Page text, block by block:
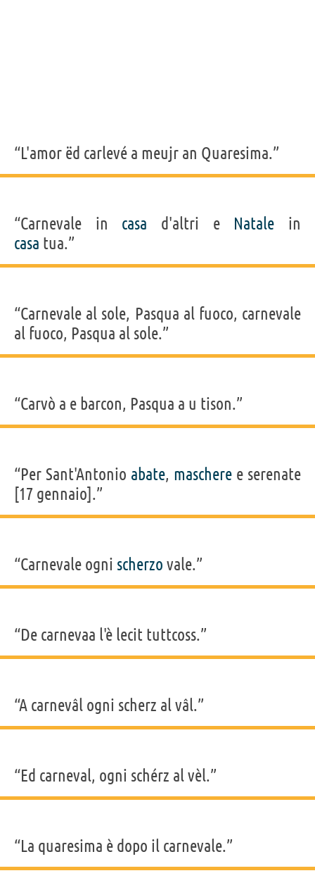
“L'amor ëd carlevé a meujr an Quaresima.”
“Carnevale in casa d'altri e Natale in
casa tua.”
“Carnevale al sole, Pasqua al fuoco, carnevale
al fuoco, Pasqua al sole.”
“Carvò a e barcon, Pasqua a u tison.”
“Per Sant'Antonio abate, maschere e serenate
[17 gennaio].”
“Carnevale ogni scherzo vale.”
“De carnevaa l'è lecit tuttcoss.”
“A carnevâl ogni scherz al vâl.”
“Ed carneval, ogni schérz al vèl.”
“La quaresima è dopo il carnevale.”